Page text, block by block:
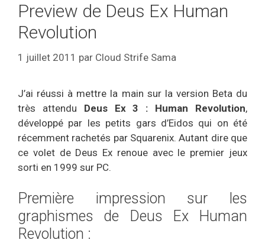
Preview de Deus Ex Human
Revolution
1 juillet 2011 par Cloud Strife Sama
J’ai réussi à mettre la main sur la version Beta du
très attendu Deus Ex 3 : Human Revolution,
développé par les petits gars d’Eidos qui on été
récemment rachetés par Squarenix. Autant dire que
ce volet de Deus Ex renoue avec le premier jeux
sorti en 1999 sur PC.
Première impression sur les
graphismes de Deus Ex Human
Revolution :